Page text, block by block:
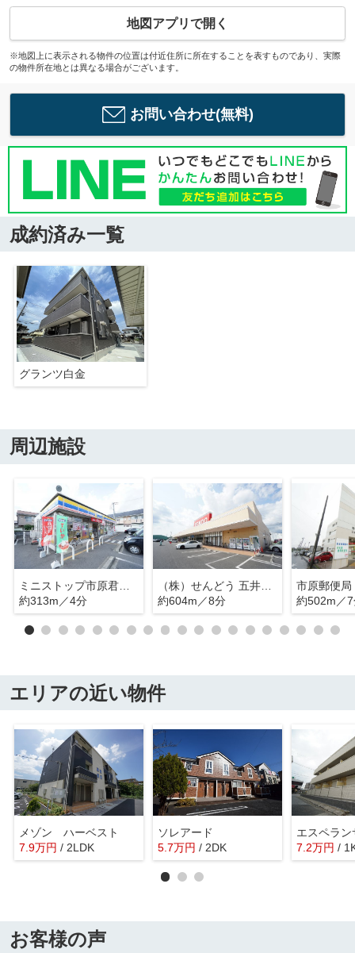
地図アプリで開く
※地図上に表示される物件の位置は付近住所に所在することを表すものであり、実際
の物件所在地とは異なる場合がございます。
お問い合わせ(無料)
成約済み一覧
グランツ白金
周辺施設
ミニストップ市原君塚店
約313m／4分
（株）せんどう 五井金杉店
約604m／8分
市原郵便局
約502m／
エリアの近い物件
メゾン ハーベスト
7.9万円 / 2LDK
ソレアード
5.7万円 / 2DK
エスペラン
7.2万円 /
お客様の声